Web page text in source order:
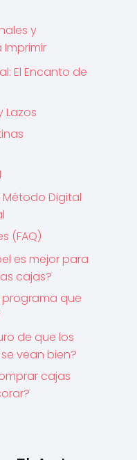
y
El Encanto de
Lazos
Digital
(FAQ)
es mejor para
cajas?
programa que
de que los
vean bien?
cajas